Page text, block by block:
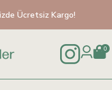
Ücretsiz Kargo!
0